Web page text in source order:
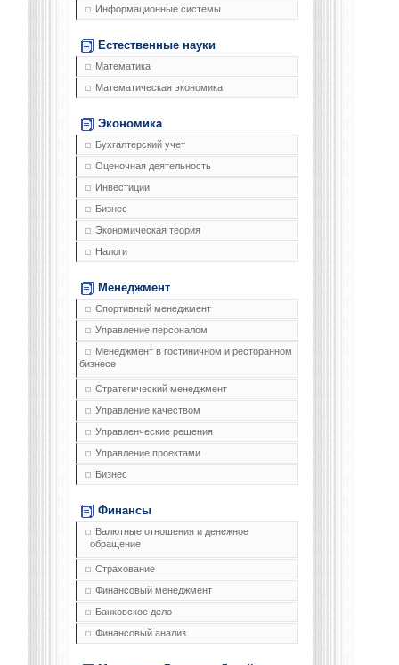
Информационные системы
Естественные науки
Математика
Математическая экономика
Экономика
Бухгалтерский учет
Оценочная деятельность
Инвестиции
Бизнес
Экономическая теория
Налоги
Менеджмент
Спортивный менеджмент
Управление персоналом
Менеджмент в гостиничном и ресторанном
бизнесе
Стратегический менеджмент
Управление качеством
Управленческие решения
Управление проектами
Бизнес
Финансы
Валютные отношения и денежное
обращение
Страхование
Финансовый менеджмент
Банковское дело
Финансовый анализ